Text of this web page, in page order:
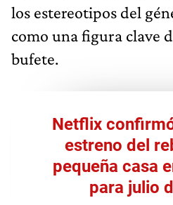
los estereotipos del
como una figura clave
bufete.
Netflix
estreno del
pequeña casa
para julio